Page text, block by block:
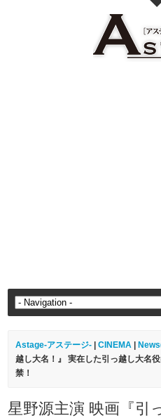
Astage-アステージ- |CINEMA
越し大名！』 実在した引っ越し大名
禁！
星野源主演 映画『引